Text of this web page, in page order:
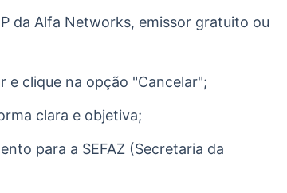
da Alfa Networks, emissor gratuito ou
e clique na opção "Cancelar";
clara e objetiva;
para a SEFAZ (Secretaria da